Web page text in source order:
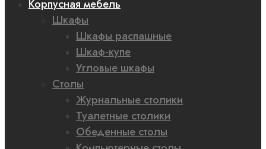
Корпусная мебель
Шкафы
Шкафы распашные
Шкаф-купе
Угловые шкафы
Столы
Журнальные столики
Туалетные столики
Обеденные столы